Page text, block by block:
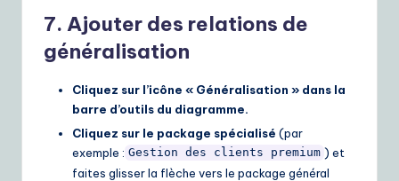
7. Ajouter des relations de
généralisation
Cliquez sur l’icône « Généralisation » dans la
barre d’outils du diagramme.
Cliquez sur le package spécialisé (par
exemple : Gestion des clients premium ) et
faites glisser la flèche vers le package général